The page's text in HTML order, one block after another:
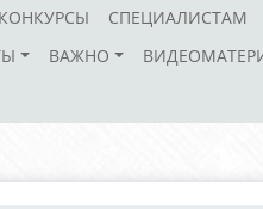
КОНКУРСЫ СПЕЦИАЛИСТАМ
ВАЖНО